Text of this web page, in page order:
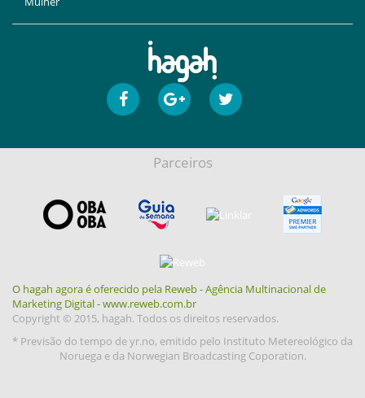
Parceiros
O hagah agora é oferecido pela Reweb - Agência Multinacional de
Marketing Digital - www.reweb.com.br
Copyright © 2015, hagah. Todos os direitos reservados.
* Previsão do tempo de yr.no, emitido pelo Instituto Metereológico da
Noruega e da Norwegian Broadcasting Coporation.